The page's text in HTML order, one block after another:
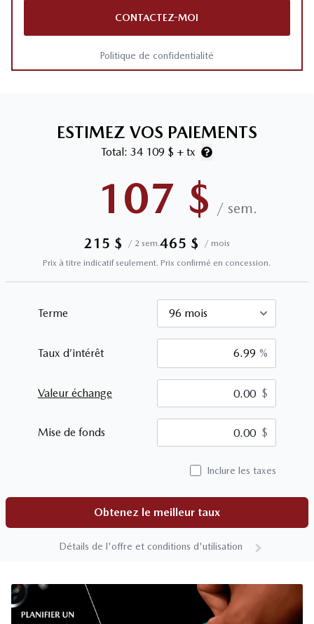
CONTACTEZ-MOI
Politique de confidentialité
ESTIMEZ VOS PAIEMENTS
Total: 34 109 $ + tx
107 $ / sem.
215 $ / 2 sem.465 $ / mois
Prix à titre indicatif seulement. Prix confirmé en concession.
Terme
Taux d’intérêt %
Valeur échange $ $
Mise de fonds $
Inclure les taxes
Obtenez le meilleur taux
Détails de l'offre et conditions d'utilisation